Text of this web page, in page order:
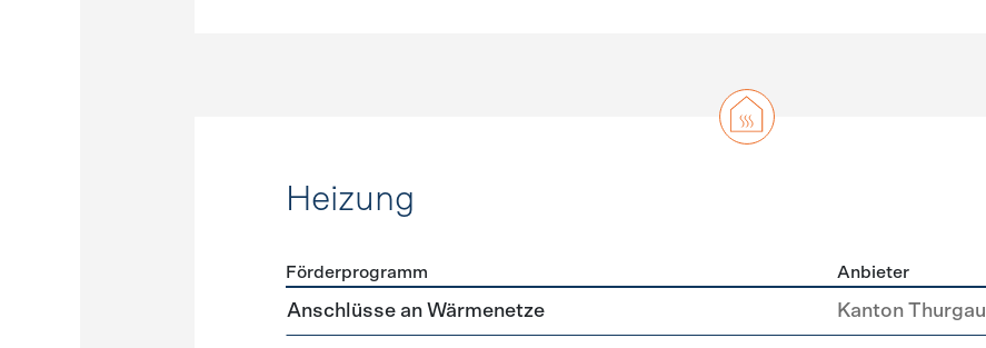
Heizung
Förderprogramme Heizung
Förderprogramm Anbieter
Anschlüsse an Wärmenetze Kanton Thurgau